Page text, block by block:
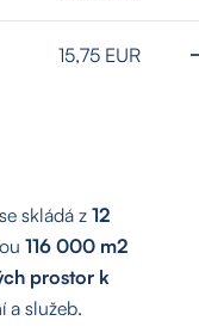
15,75 EUR
se skládá z 12
116 000 m2
prostor k
a služeb.